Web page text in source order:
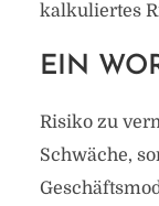
kalkuliertes
EIN
Risiko zu
Schwäche,